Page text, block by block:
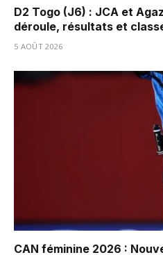
D2 Togo (J6) : JCA et
déroule, résultats et
5 AOÛT 2026
CAN féminine 2026 :